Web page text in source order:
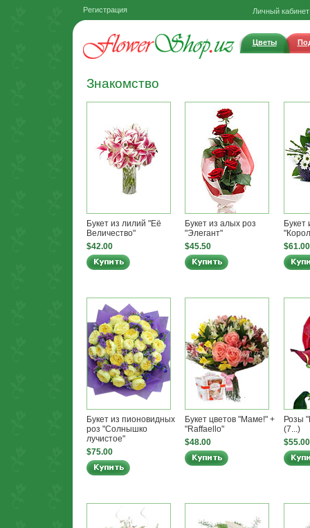
Регистрация Личный кабинет
Цветы
Знакомство
Букет из лилий "Её
Величество"
$42.00
Букет из алых роз
"Элегант"
$45.50
Букет
$61.00
Букет из пионовидных
роз "Солнышко
лучистое"
$75.00
Букет цветов "Маме!" +
"Raffaello"
$48.00
Розы
(7...)
$55.00